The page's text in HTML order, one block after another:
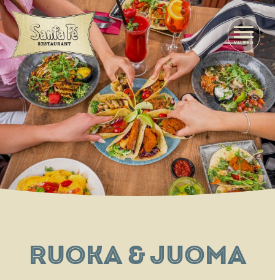
VALIKKO
RUOKA & JUOMA